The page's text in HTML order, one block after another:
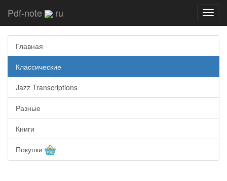
Pdf-note ru
Главная
Классические
Jazz Transcriptions
Разные
Книги
Покупки